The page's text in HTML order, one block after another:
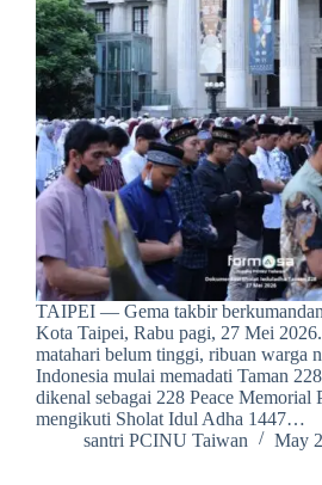
TAIPEI — Gema takbir
Kota Taipei, Rabu pagi, 27 Mei
matahari belum tinggi, ribuan warga
Indonesia mulai memadati Taman
dikenal sebagai 228 Peace Memorial
mengikuti Sholat Idul Adha 1447…
santri PCINU Taiwan
May